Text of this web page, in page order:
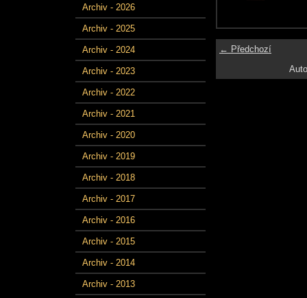
Archiv - 2026
Archiv - 2025
Archiv - 2024
Archiv - 2023
Archiv - 2022
Archiv - 2021
Archiv - 2020
Archiv - 2019
Archiv - 2018
Archiv - 2017
Archiv - 2016
Archiv - 2015
Archiv - 2014
Archiv - 2013
← Předchozí